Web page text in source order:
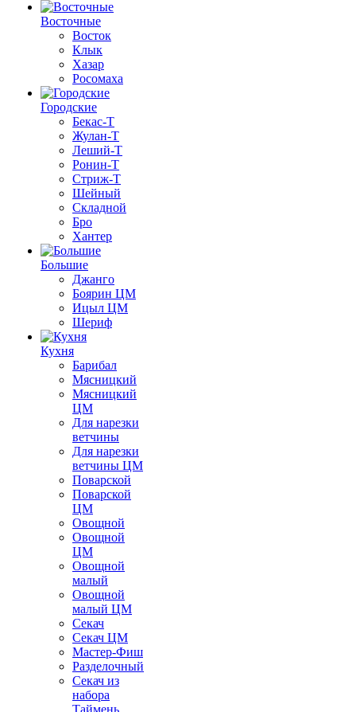
Восточные
Восток
Клык
Хазар
Росомаха
Городские
Бекас-Т
Жулан-Т
Леший-Т
Ронин-Т
Стриж-Т
Шейный
Складной
Бро
Хантер
Большие
Джанго
Боярин ЦМ
Ицыл ЦМ
Шериф
Кухня
Барибал
Мясницкий
Мясницкий
ЦМ
Для нарезки
ветчины
Для нарезки
ветчины ЦМ
Поварской
Поварской
ЦМ
Овощной
Овощной
ЦМ
Овощной
малый
Овощной
малый ЦМ
Секач
Секач ЦМ
Мастер-Фиш
Разделочный
Секач из
набора
Таймень